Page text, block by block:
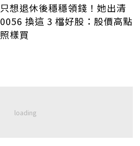
只想退休後穩穩領錢！她出清
0056 換這 3 檔好股：股價高點
照樣買